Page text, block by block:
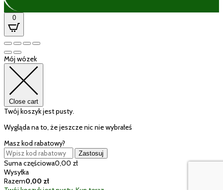
0
Mój wózek
Close cart
Twój koszyk jest pusty.
Wygląda na to, że jeszcze nic nie wybrałeś
Masz kod rabatowy?
Zastosuj
Suma częściowa0,00 zł
Wysyłka
Razem0,00 zł